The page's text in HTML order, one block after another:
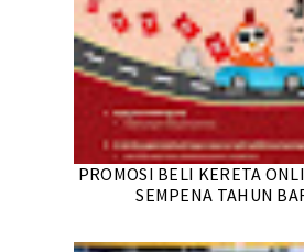
PROMOSI BELI KERETA
SEMPENA TAHUN